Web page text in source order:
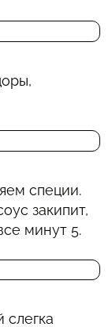
специи.
закипит,
минут 5.
слегка